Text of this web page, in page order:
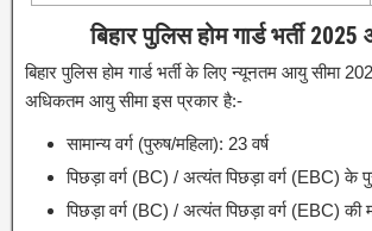
बिहार पुलिस होम गार्ड भर्ती
बिहार पुलिस होम गार्ड भर्ती के लिए न्यूनतम आयु सीमा
अधिकतम आयु सीमा इस प्रकार है:-
सामान्य वर्ग (पुरुष/महिला): 23 वर्ष
पिछड़ा वर्ग (BC) / अत्यंत पिछड़ा वर्ग (EBC) के
पिछड़ा वर्ग (BC) / अत्यंत पिछड़ा वर्ग (EBC) की